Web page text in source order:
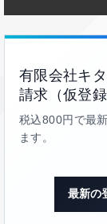
有限会社キ
請求（仮登録
税込800円で最
ます。
最新の